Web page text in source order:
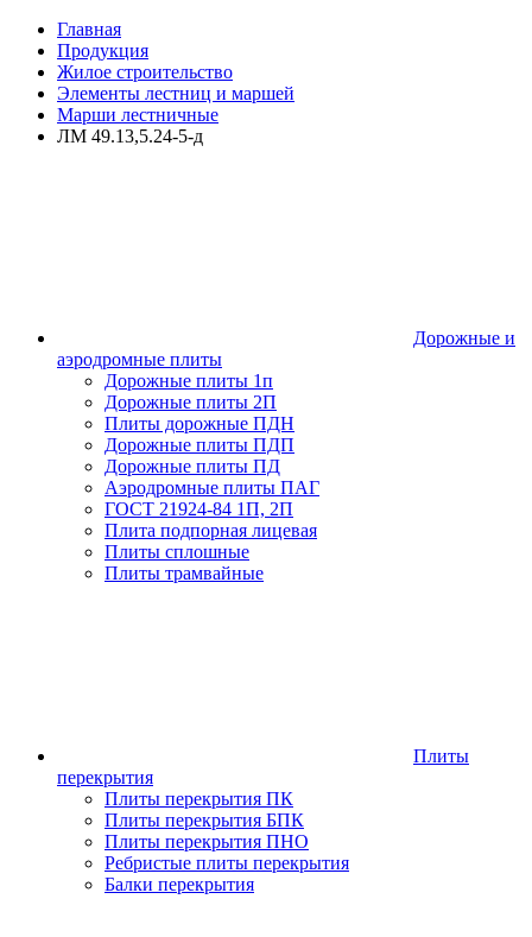
Главная
Продукция
Жилое строительство
Элементы лестниц и маршей
Марши лестничные
ЛМ 49.13,5.24-5-д
Дорожные и
аэродромные плиты
Дорожные плиты 1п
Дорожные плиты 2П
Плиты дорожные ПДН
Дорожные плиты ПДП
Дорожные плиты ПД
Аэродромные плиты ПАГ
ГОСТ 21924-84 1П, 2П
Плита подпорная лицевая
Плиты сплошные
Плиты трамвайные
Плиты
перекрытия
Плиты перекрытия ПК
Плиты перекрытия БПК
Плиты перекрытия ПНО
Ребристые плиты перекрытия
Балки перекрытия